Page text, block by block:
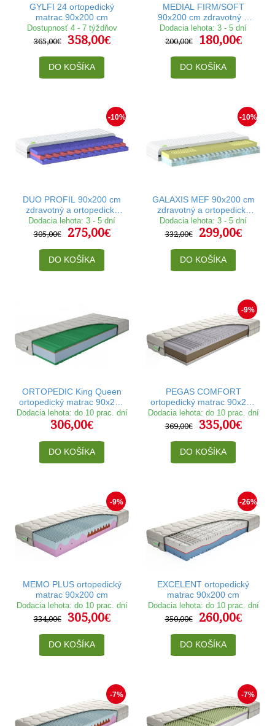
GYLFI 24 ortopedický
matrac 90x200 cm
Dostupnosť 4 - 7 týždňov
365,00€
358,00€
DO KOŠÍKA
MEDIAL FIRM/SOFT
90x200 cm zdravotný a
ortopedický matrac
Dodacia lehota: 3 - 5 dní
200,00€
180,00€
DO KOŠÍKA
-10%
DUO PROFIL 90x200 cm
zdravotný a ortopedický
matrac
Dodacia lehota: 3 - 5 dní
305,00€
275,00€
DO KOŠÍKA
-10%
GALAXIS MEF 90x200 cm
zdravotný a ortopedický
matrac
Dodacia lehota: 3 - 5 dní
332,00€
299,00€
DO KOŠÍKA
ORTOPEDIC King Queen
ortopedický matrac 90x200
cm
Dodacia lehota: do 10 prac. dní
306,00€
DO KOŠÍKA
-9%
PEGAS COMFORT
ortopedický matrac 90x200
cm
Dodacia lehota: do 10 prac. dní
369,00€
335,00€
DO KOŠÍKA
-9%
MEMO PLUS ortopedický
matrac 90x200 cm
Dodacia lehota: do 10 prac. dní
334,00€
305,00€
DO KOŠÍKA
-26%
EXCELENT ortopedický
matrac 90x200 cm
Dodacia lehota: do 10 prac. dní
350,00€
260,00€
DO KOŠÍKA
-7% -7%